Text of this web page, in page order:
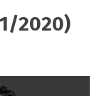
2020)